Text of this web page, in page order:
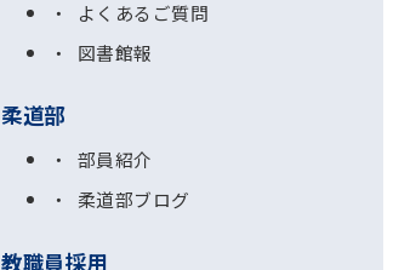
よくあるご質問
図書館報
柔道部
部員紹介
柔道部ブログ
教職員採用